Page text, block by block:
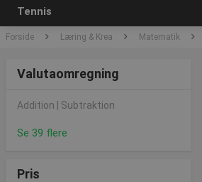
Tennis
Forside Læring & Krea Matematik
Valutaomregning
Addition | Subtraktion
Se 39 flere
Pris